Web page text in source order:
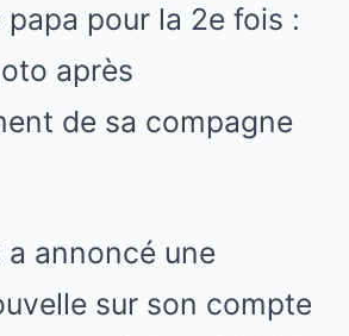
papa pour la 2e fois :
après
de sa compagne
a annoncé une
sur son compte